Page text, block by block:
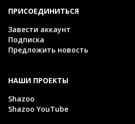
ПРИСОЕДИНИТЬСЯ
Завести аккаунт
Подписка
Предложить новость
НАШИ ПРОЕКТЫ
Shazoo
Shazoo YouTube